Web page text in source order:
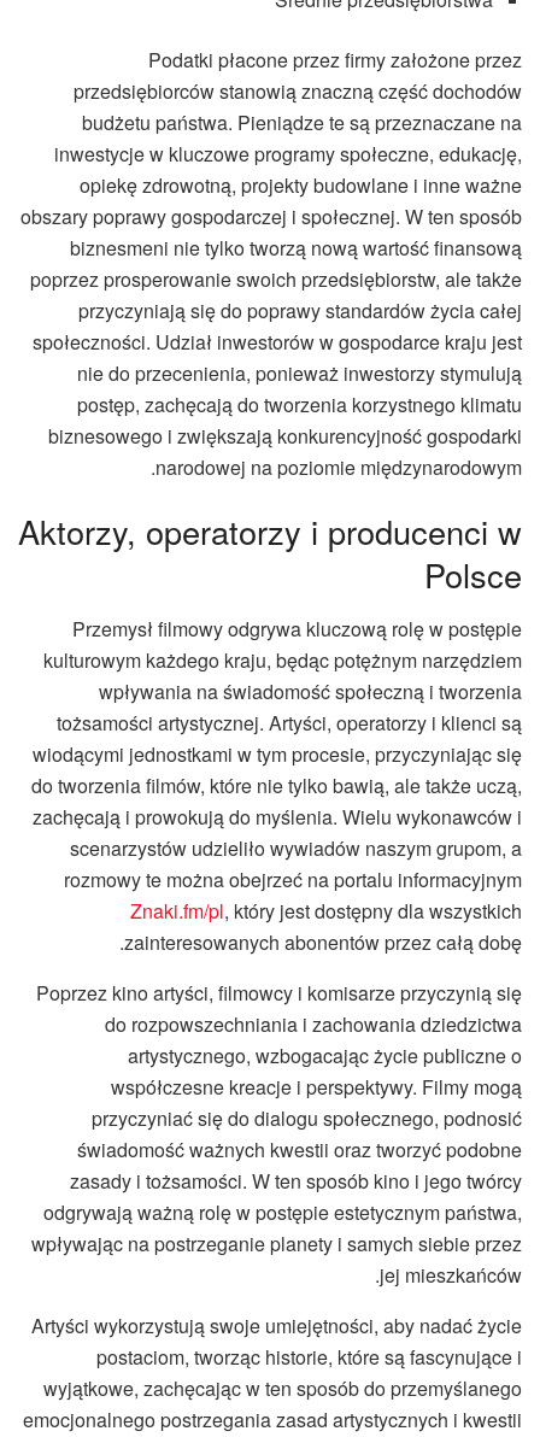
Podatki płacone przez firmy założone przez
przedsiębiorców stanowią znaczną część dochodów
budżetu państwa. Pieniądze te są przeznaczane na
inwestycje w kluczowe programy społeczne, edukację,
opiekę zdrowotną, projekty budowlane i inne ważne
obszary poprawy gospodarczej i społecznej. W ten sposób
biznesmeni nie tylko tworzą nową wartość finansową
poprzez prosperowanie swoich przedsiębiorstw, ale także
przyczyniają się do poprawy standardów życia całej
społeczności. Udział inwestorów w gospodarce kraju jest
nie do przecenienia, ponieważ inwestorzy stymulują
postęp, zachęcają do tworzenia korzystnego klimatu
biznesowego i zwiększają konkurencyjność gospodarki
narodowej na poziomie międzynarodowym.
Aktorzy, operatorzy i producenci w
Polsce
Przemysł filmowy odgrywa kluczową rolę w postępie
kulturowym każdego kraju, będąc potężnym narzędziem
wpływania na świadomość społeczną i tworzenia
tożsamości artystycznej. Artyści, operatorzy i klienci są
wiodącymi jednostkami w tym procesie, przyczyniając się
do tworzenia filmów, które nie tylko bawią, ale także uczą,
zachęcają i prowokują do myślenia. Wielu wykonawców i
scenarzystów udzieliło wywiadów naszym grupom, a
rozmowy te można obejrzeć na portalu informacyjnym
Znaki.fm/pl, który jest dostępny dla wszystkich
zainteresowanych abonentów przez całą dobę.
Poprzez kino artyści, filmowcy i komisarze przyczynią się
do rozpowszechniania i zachowania dziedzictwa
artystycznego, wzbogacając życie publiczne o
współczesne kreacje i perspektywy. Filmy mogą
przyczyniać się do dialogu społecznego, podnosić
świadomość ważnych kwestii oraz tworzyć podobne
zasady i tożsamości. W ten sposób kino i jego twórcy
odgrywają ważną rolę w postępie estetycznym państwa,
wpływając na postrzeganie planety i samych siebie przez
jej mieszkańców.
Artyści wykorzystują swoje umiejętności, aby nadać życie
postaciom, tworząc historie, które są fascynujące i
wyjątkowe, zachęcając w ten sposób do przemyślanego
emocjonalnego postrzegania zasad artystycznych i kwestii